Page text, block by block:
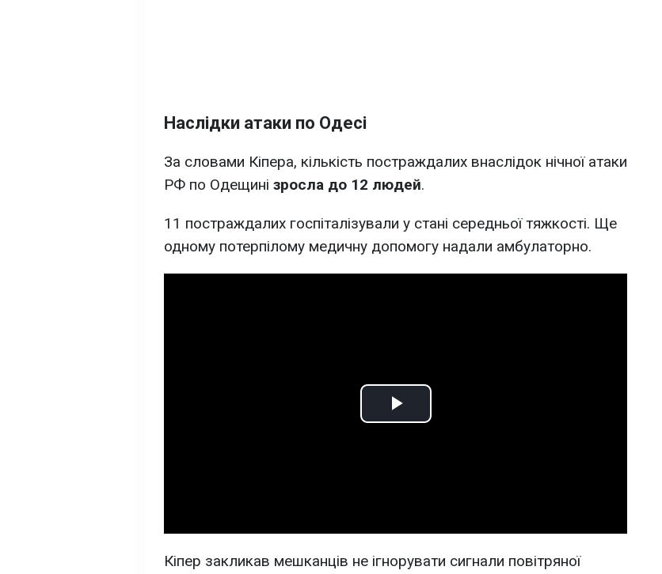
Наслідки атаки по Одесі
За словами Кіпера, кількість постраждалих внаслідок нічної атаки
РФ по Одещині зросла до 12 людей.
11 постраждалих госпіталізували у стані середньої тяжкості. Ще
одному потерпілому медичну допомогу надали амбулаторно.
Play
Кіпер закликав мешканців не ігнорувати сигнали повітряної